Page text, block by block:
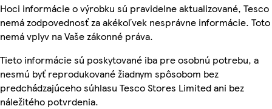
Hoci informácie o výrobku sú pravidelne aktualizované, Tesco
nemá zodpovednosť za akékoľvek nesprávne informácie. Toto
nemá vplyv na Vaše zákonné práva.
Tieto informácie sú poskytované iba pre osobnú potrebu, a
nesmú byť reprodukované žiadnym spôsobom bez
predchádzajúceho súhlasu Tesco Stores Limited ani bez
náležitého potvrdenia.